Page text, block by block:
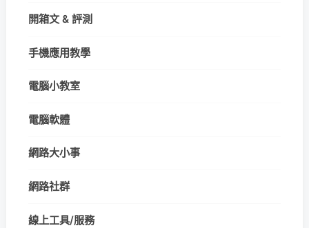
開箱文 & 評測
手機應用教學
電腦小教室
電腦軟體
網路大小事
網路社群
線上工具/服務